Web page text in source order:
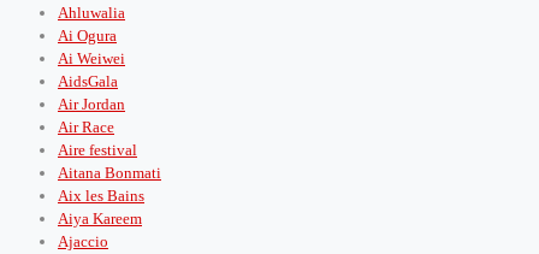
Ahluwalia
Ai Ogura
Ai Weiwei
AidsGala
Air Jordan
Air Race
Aire festival
Aitana Bonmati
Aix les Bains
Aiya Kareem
Ajaccio